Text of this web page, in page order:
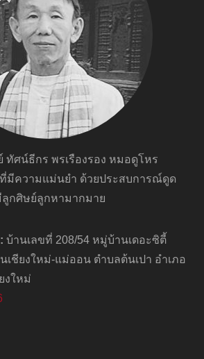
ทัศน์ธีกร พรเรืองรอง หมอดูโหร
ความแม่นยำ ด้วยประสบการณ์ดูด
ลูกศิษย์ลูกหามากมาย
บ้านเลขที่ 208/54 หมู่บ้านเดอะซิตี้
เชียงใหม่-แม่ออน ตำบลต้นเปา อำเภอ
งใหม่